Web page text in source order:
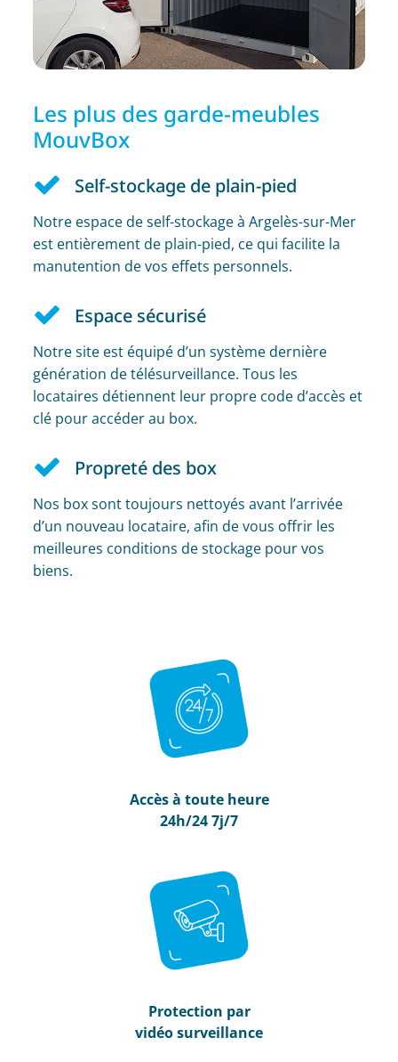
Les plus des garde-meubles
MouvBox
Self-stockage de plain-pied
Notre espace de self-stockage à Argelès-sur-Mer
est entièrement de plain-pied, ce qui facilite la
manutention de vos effets personnels.
Espace sécurisé
Notre site est équipé d’un système dernière
génération de télésurveillance. Tous les
locataires détiennent leur propre code d’accès et
clé pour accéder au box.
Propreté des box
Nos box sont toujours nettoyés avant l’arrivée
d’un nouveau locataire, afin de vous offrir les
meilleures conditions de stockage pour vos
biens.
Accès à toute heure
24h/24 7j/7
Protection par
vidéo surveillance